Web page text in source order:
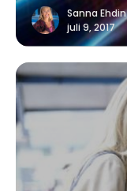
Sanna Ehdin
juli 9, 2017